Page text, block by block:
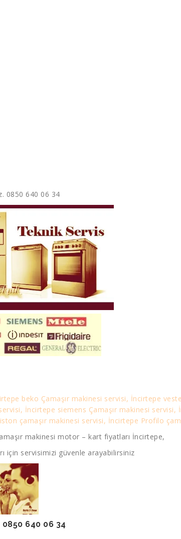
0850 640 06 34
beko Çamaşır makinesi servisi, İncirtepe
İncirtepe siemens Çamaşır makinesi servisi,
çamaşır makinesi servisi, İncirtepe Profilo
makinesi motor – kart fiyatları İncirtepe,
için servisimizi güvenle arayabilirsiniz
0850 640 06 34